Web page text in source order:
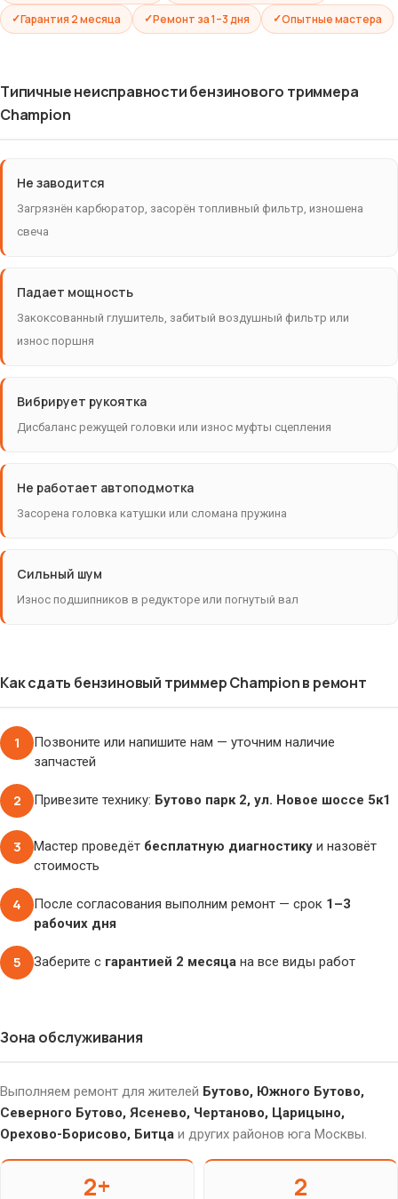
Гарантия 2 месяца
Ремонт за 1–3 дня Опытные мастера
Типичные неисправности бензинового триммера
Champion
Не заводится
Загрязнён карбюратор, засорён топливный фильтр, изношена
свеча
Падает мощность
Закоксованный глушитель, забитый воздушный фильтр или
износ поршня
Вибрирует рукоятка
Дисбаланс режущей головки или износ муфты сцепления
Не работает автоподмотка
Засорена головка катушки или сломана пружина
Сильный шум
Износ подшипников в редукторе или погнутый вал
Как сдать бензиновый триммер Champion в ремонт
1
Позвоните или напишите нам — уточним наличие
запчастей
2 Привезите технику: Бутово парк 2, ул. Новое шоссе 5к1
3 Мастер проведёт бесплатную диагностику и назовёт
стоимость
4 После согласования выполним ремонт — срок 1–3
рабочих дня
5 Заберите с гарантией 2 месяца на все виды работ
Зона обслуживания
Выполняем ремонт для жителей Бутово, Южного Бутово,
Северного Бутово, Ясенево, Чертаново, Царицыно,
Орехово-Борисово, Битца и других районов юга Москвы.
2+ 2